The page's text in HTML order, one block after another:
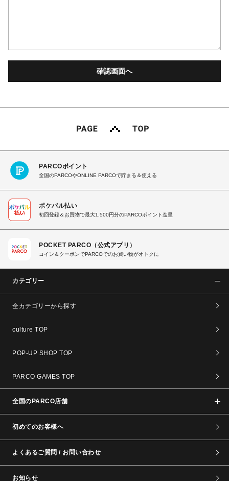
PARCOポイント
全国のPARCOやONLINE PARCOで貯まる＆使える
ポケパル払い
初回登録＆お買物で最大1,500円分のPARCOポイント進呈
POCKET PARCO（公式アプリ）
コイン＆クーポンでPARCOでのお買い物がオトクに
カテゴリー
全カテゴリーから探す
culture TOP
POP-UP SHOP TOP
PARCO GAMES TOP
全国のPARCO店舗
初めてのお客様へ
よくあるご質問 / お問い合わせ
お知らせ